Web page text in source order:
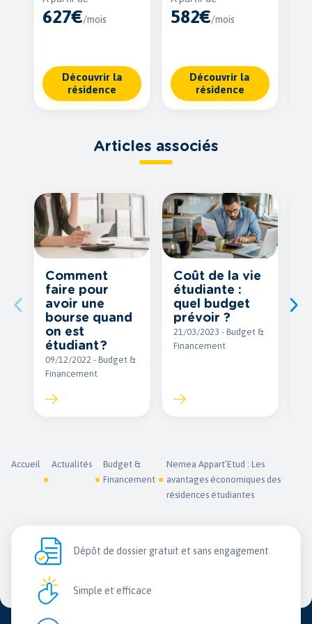
Accueil Actualités
Budget &
Financement
Nemea Appart’Etud : Les
avantages économiques des
résidences étudiantes
627€/mois
Découvrir la
résidence
582€/mois
Découvrir la
résidence
Articles associés
Comment
faire pour
avoir une
bourse quand
on est
étudiant ?
09/12/2022 - Budget &
Financement
Coût de la vie
étudiante :
quel budget
prévoir ?
21/03/2023 - Budget &
Financement
Dépôt de dossier gratuit et sans engagement
Simple et efficace